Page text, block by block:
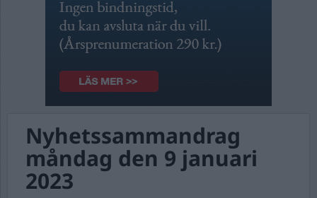
Nyhetssammandrag
måndag den 9 januari
2023